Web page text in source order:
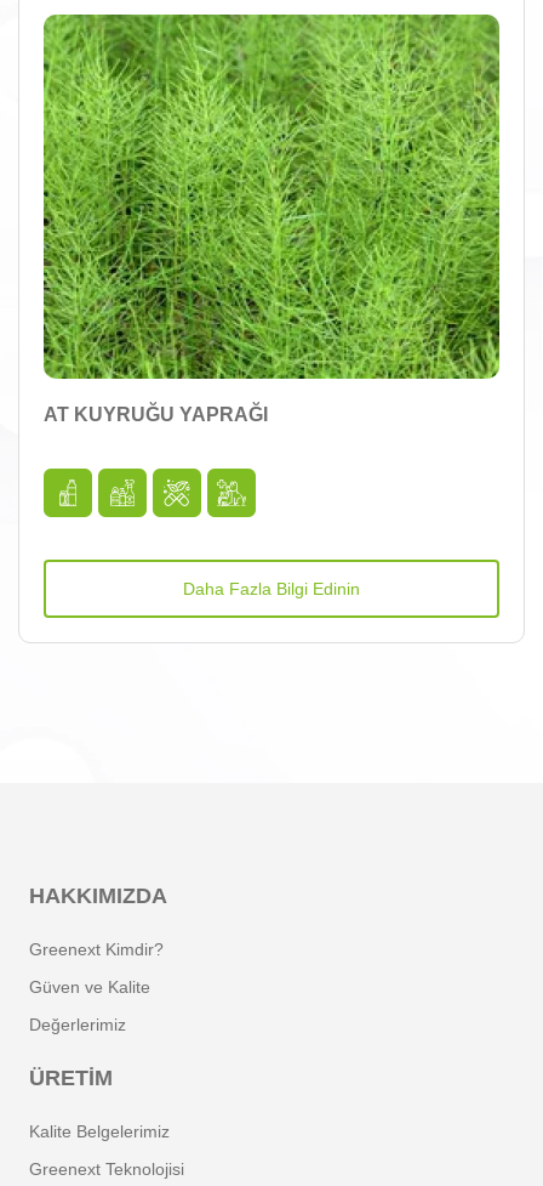
AT KUYRUĞU YAPRAĞI
Daha Fazla Bilgi Edinin
HAKKIMIZDA
Greenext Kimdir?
Güven ve Kalite
Değerlerimiz
ÜRETIM
Kalite Belgelerimiz
Greenext Teknolojisi